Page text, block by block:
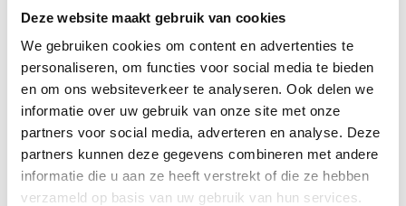
Deze website maakt gebruik van cookies
We gebruiken cookies om content en advertenties te
personaliseren, om functies voor social media te bieden
en om ons websiteverkeer te analyseren. Ook delen we
informatie over uw gebruik van onze site met onze
partners voor social media, adverteren en analyse. Deze
partners kunnen deze gegevens combineren met andere
informatie die u aan ze heeft verstrekt of die ze hebben
verzameld op basis van uw gebruik van hun services.